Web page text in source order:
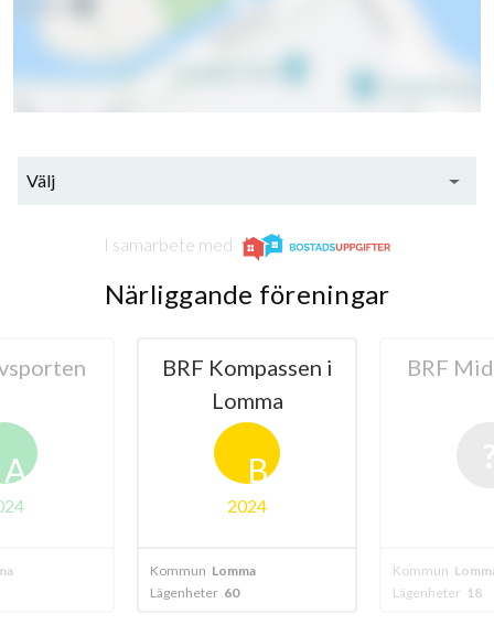
Välj
I samarbete med
Närliggande föreningar
A
BRF Kompassen i
Lomma
B
2024
Kommun Lomma
Lägenheter 60
BRF
Kommun
Lägenheter 18